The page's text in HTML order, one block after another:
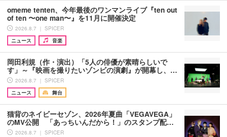
omeme tenten、今年最後のワンマンライブ『ten out
of ten 〜one man〜』を11月に開催決定
2026.8.7 ｜ SPICER
ニュース
音楽
岡田利規（作・演出）「5人の俳優が素晴らしいで
す」～『映画を撮りたいゾンビの演劇』が開幕し、…
2026.8.7 ｜ SPICER
ニュース
舞台
猫背のネイビーセゾン、2026年夏曲「VEGAVEGA」
のMV公開 「あっちいんだから！」のスタンプ配…
2026.8.7 ｜ SPICER